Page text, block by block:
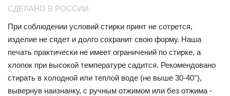
СДЕЛАНО В РОССИИ
При соблюдении условий стирки принт не сотрется,
изделие не сядет и долго сохранит свою форму. Наша
печать практически не имеет ограничений по стирке, а
хлопок при высокой температуре садится. Рекомендовано
стирать в холодной или теплой воде (не выше 30-40°),
вывернув наизнанку, с ручным отжимом или без отжима -